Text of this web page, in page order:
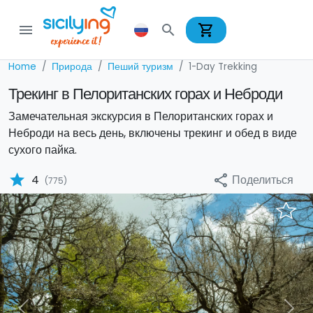
menu search shopping_cart
Home Природа Пеший туризм 1-Day Trekking
Трекинг в Пелоританских горах и Неброди
Замечательная экскурсия в Пелоританских горах и
Неброди на весь день, включены трекинг и обед в виде
сухого пайка.
star 4 (775) share Поделиться